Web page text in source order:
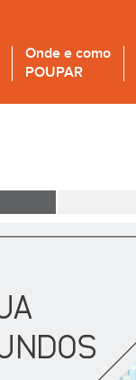
Onde e como
POUPAR